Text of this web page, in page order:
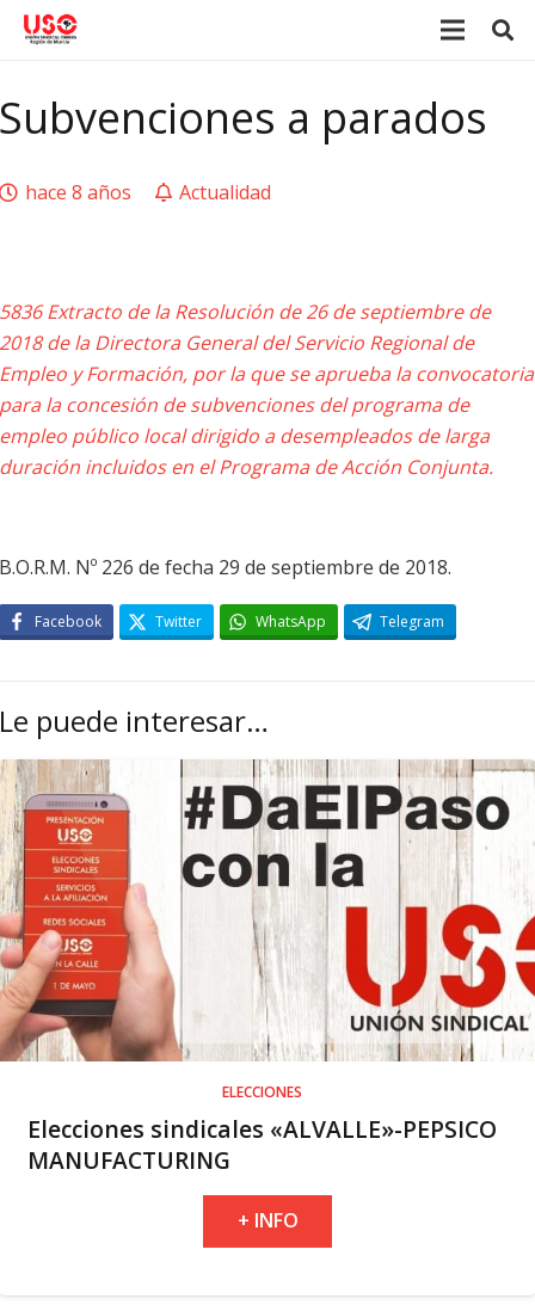
Subvenciones a parados
hace 8 años Actualidad
5836 Extracto de la Resolución de 26 de septiembre de
2018 de la Directora General del Servicio Regional de
Empleo y Formación, por la que se aprueba la convocatoria
para la concesión de subvenciones del programa de
empleo público local dirigido a desempleados de larga
duración incluidos en el Programa de Acción Conjunta.
B.O.R.M. Nº 226 de fecha 29 de septiembre de 2018.
Facebook Twitter WhatsApp Telegram
Le puede interesar…
ELECCIONES
Elecciones sindicales «ALVALLE»-PEPSICO
MANUFACTURING
+ INFO